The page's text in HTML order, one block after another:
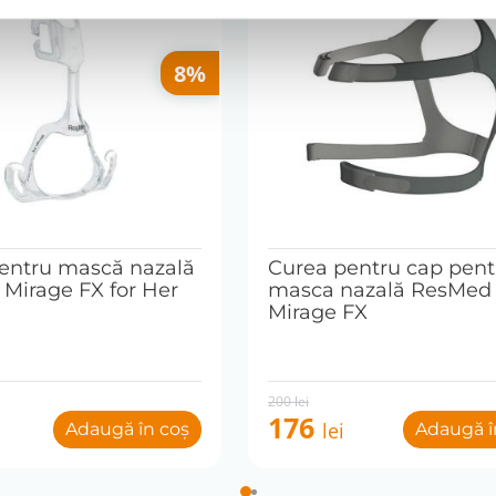
pentru defecte de fabricație, conform legislației
regulă, în 2–3 zile lucrătoare
. Pentru produsele la
8%
mască nazală
Mirage FX for Her
Adaugă în coș
Curea pentru cap
masca nazală ResMed
Mirage FX
200lei
Original
price
was:
176 lei
Current
price
is:
Adaugă